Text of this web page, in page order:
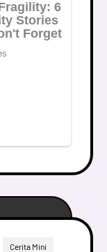
Cerita Mini